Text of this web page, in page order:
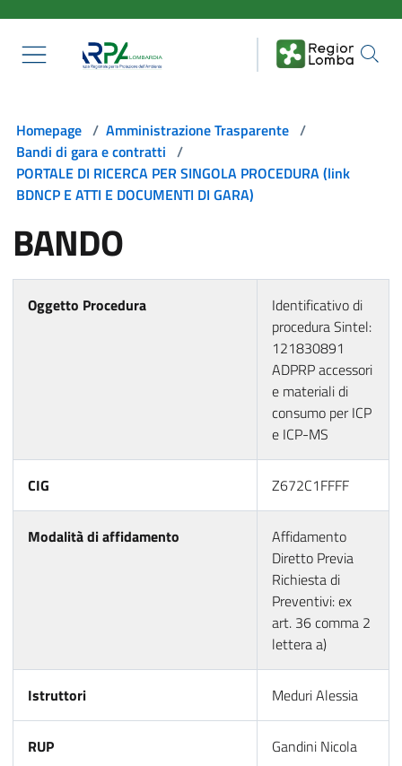
Homepage / Amministrazione Trasparente /
Bandi di gara e contratti /
PORTALE DI RICERCA PER SINGOLA PROCEDURA (link
BDNCP E ATTI E DOCUMENTI DI GARA)
BANDO
Oggetto Procedura
Identificativo di
procedura Sintel:
121830891
ADPRP accessori
e materiali di
consumo per ICP
e ICP-MS
CIG Z672C1FFFF
Modalità di affidamento
Affidamento
Diretto Previa
Richiesta di
Preventivi: ex
art. 36 comma 2
lettera a)
Istruttori Meduri Alessia
RUP Gandini Nicola